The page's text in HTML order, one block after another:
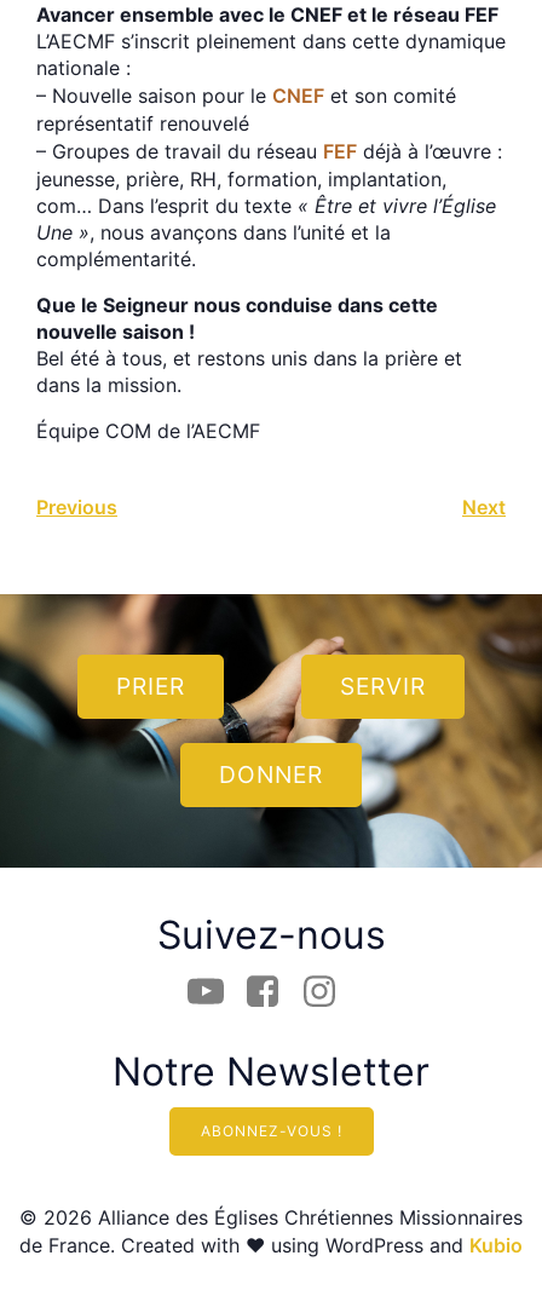
Avancer ensemble avec le CNEF et le réseau FEF
L’AECMF s’inscrit pleinement dans cette dynamique
nationale :
– Nouvelle saison pour le CNEF et son comité
représentatif renouvelé
– Groupes de travail du réseau FEF déjà à l’œuvre :
jeunesse, prière, RH, formation, implantation,
com… Dans l’esprit du texte « Être et vivre l’Église
Une », nous avançons dans l’unité et la
complémentarité.
Que le Seigneur nous conduise dans cette
nouvelle saison !
Bel été à tous, et restons unis dans la prière et
dans la mission.
Équipe COM de l’AECMF
Previous Next
PRIER SERVIR
DONNER
Suivez-nous
Notre Newsletter
ABONNEZ-VOUS !
© 2026 Alliance des Églises Chrétiennes Missionnaires
de France. Created with ❤ using WordPress and Kubio